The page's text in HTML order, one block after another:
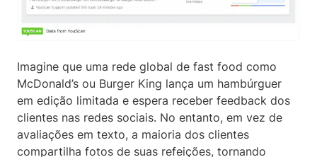
Imagine que uma rede global de fast food como
McDonald’s ou Burger King lança um hambúrguer
em edição limitada e espera receber feedback dos
clientes nas redes sociais. No entanto, em vez de
avaliações em texto, a maioria dos clientes
compartilha fotos de suas refeições, tornando